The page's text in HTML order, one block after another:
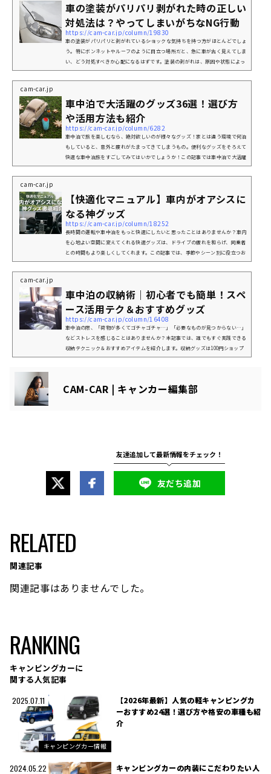
車の塗装がパリパリ剥がれた時の正しい
対処法は？やってしまいがちなNG行動
https://cam-car.jp/column/19830
車の塗装がパリパリと剥がれている――ショックな気持ちを持つ方がほとんどでしょ
う。特にボンネットやルーフのように目立つ場所だと、急に車が古く見えてしま
い、どう対処すべきか心配になるはずです。塗装の剥がれは、原因や状態によっ
て対処法が変わります。この記事では、塗装剥がれの原因から応急処置、そして
直し方まで順にわかりやすく解説していきます。なぜ車の塗装のパリパリ剥がれ
こと、どこまで悪化するのか気になるでしょう。ここでは、塗装剥が...
cam-car.jp
車中泊で大活躍のグッズ36選！選び方
や活用方法も紹介
https://cam-car.jp/column/6282
車中泊で旅を楽しむなら、絶対欲しいのが様々なグッズ！家とは違う環境で何泊
もしていると、意外と疲れがたまってきてしまうもの。便利なグッズをそろえて
快適な車中泊旅をすごしてみてはいかでしょうか！この記事では車中泊で大活躍
するグッズの数々を紹介していきます！車中泊に大活躍するおすすめグッズ36選
プライバシー対策グッズ外からの視線を防ぐとともに、日差しも防いでくれる便
をする際は是非用意しておきたいものです。その① カーテン出典：Amazo...
cam-car.jp
【快適化マニュアル】車内がオアシスに
なる神グッズ
https://cam-car.jp/column/18252
長時間の運転や車中泊をもっと快適にしたいと思ったことはありませんか？車内
を心地よい空間に変えてくれる快適グッズは、ドライブの疲れを和らげ、同乗者
との時間もより楽しくしてくれます。この記事では、季節やシーン別に役立つお
すすめ神アイテムと失敗しない選び方を紹介。あなたのカーライフをワンランク
上にするヒントをお届けします。車内を快適にするグッズの選び方6つのポイン
うか。その為、見た目や値段だけで選びがちですが、目的に合わないアイ...
cam-car.jp
車中泊の収納術｜初心者でも簡単！スペ
ース活用テク＆おすすめグッズ
https://cam-car.jp/column/16408
車中泊の際、「荷物が多くてゴチャゴチャ…」「必要なものが見つからない…」
などストレスを感じることはありませんか？本記事では、誰でもすぐ実践できる
収納テクニック＆おすすめアイテムを紹介します。収納グッズは100円ショップ
で買える手軽なものから、本格的なアイテムまで幅広く揃っています。限られた
快適性が大きく変わります。ここでは、簡単にできる3つの収納テクニックを...
CAM-CAR | キャンカー編集部
友だち追加
RELATED
関連記事
関連記事はありませんでした。
RANKING
キャンピングカーに
関する人気記事
2025.07.11
キャンピングカー情報
【2026年最新】人気の軽キャンピングカ
ーおすすめ24選！選び方や格安の車種も紹
介
2024.05.22 キャンピングカーの内装にこだわりたい人